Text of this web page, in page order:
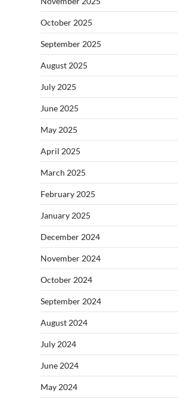
October 2025
September 2025
August 2025
July 2025
June 2025
May 2025
April 2025
March 2025
February 2025
January 2025
December 2024
November 2024
October 2024
September 2024
August 2024
July 2024
June 2024
May 2024